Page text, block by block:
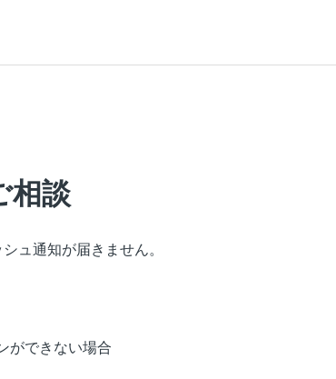
相談
ュ通知が届きません。
ができない場合